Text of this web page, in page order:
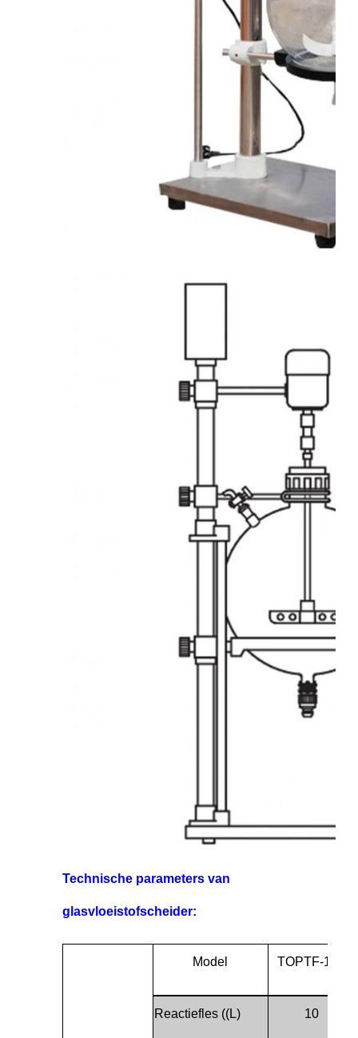
Technische parameters van
glasvloeistofscheider:
Model TOPTF-10L
Reactiefles ((L) 10